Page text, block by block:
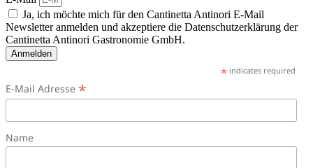
Ja, ich möchte mich für den Cantinetta Antinori E-Mail
Newsletter anmelden und akzeptiere die Datenschutzerklärung der
Cantinetta Antinori Gastronomie GmbH.
Anmelden
*indicates required
E-Mail Adresse *
Name